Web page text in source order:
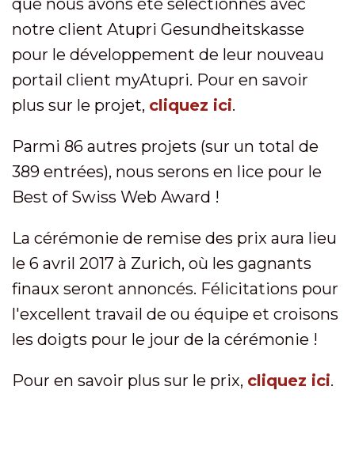
que nous avons été sélectionnés avec
notre client Atupri Gesundheitskasse
pour le développement de leur nouveau
portail client myAtupri. Pour en savoir
plus sur le projet, cliquez ici.
Parmi 86 autres projets (sur un total de
389 entrées), nous serons en lice pour le
Best of Swiss Web Award !
La cérémonie de remise des prix aura lieu
le 6 avril 2017 à Zurich, où les gagnants
finaux seront annoncés. Félicitations pour
l'excellent travail de ou équipe et croisons
les doigts pour le jour de la cérémonie !
Pour en savoir plus sur le prix, cliquez ici.